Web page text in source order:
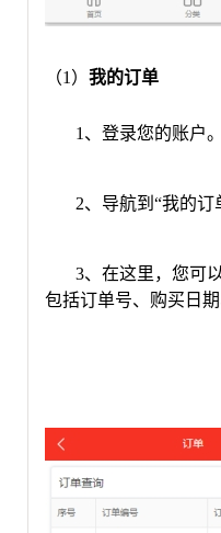
（1） 我的订单
1、登录您的账户。
2、导航到“我的订
3、在这里，您可
包括订单号、购买日